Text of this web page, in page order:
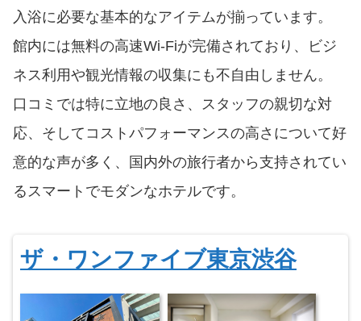
入浴に必要な基本的なアイテムが揃っています。
館内には無料の高速Wi-Fiが完備されており、ビジ
ネス利用や観光情報の収集にも不自由しません。
口コミでは特に立地の良さ、スタッフの親切な対
応、そしてコストパフォーマンスの高さについて好
意的な声が多く、国内外の旅行者から支持されてい
るスマートでモダンなホテルです。
ザ・ワンファイブ東京渋谷